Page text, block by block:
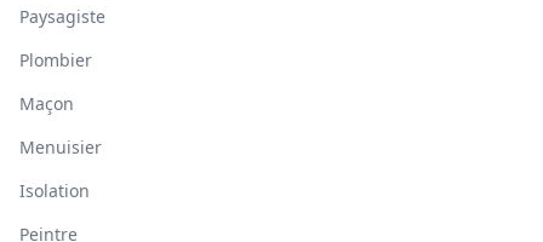
Paysagiste
Plombier
Maçon
Menuisier
Isolation
Peintre